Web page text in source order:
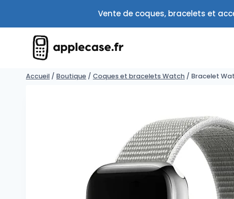
contenu
Vente de coques, bracelets et
Accueil / Boutique / Coques et bracelets Watch / Bracelet